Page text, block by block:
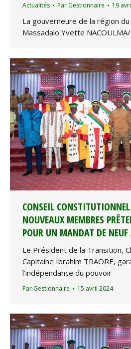
Actualités Par Gestionnaire 19
La gouverneure de la région
Massadalo Yvette NACOULMA/
CONSEIL
NOUVEAUX MEMBRES
POUR UN MANDAT DE NEUF
Le Président de la Transition,
Capitaine Ibrahim TRAORE,
l’indépendance du pouvoir
Par Gestionnaire 15 avril 2024